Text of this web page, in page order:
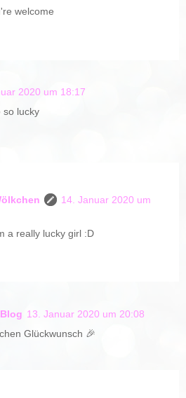
welcome
2020 um 18:17
so lucky
14. Januar 2020 um
a really lucky girl :D
13. Januar 2020 um 20:08
Glückwunsch 🎉